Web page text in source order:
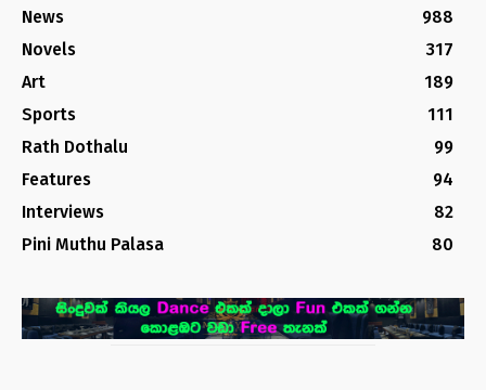
News
988
Novels
317
Art
189
Sports
111
Rath Dothalu
99
Features
94
Interviews
82
Pini Muthu Palasa
80